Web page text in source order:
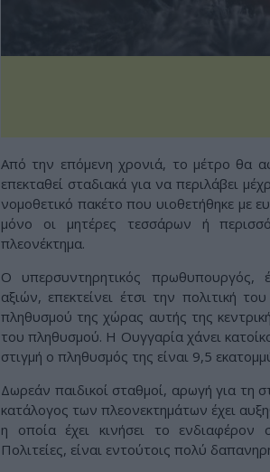
Από την επόμενη χρονιά, το μέτρο θα
επεκταθεί σταδιακά για να περιλάβει
νομοθετικό πακέτο που υιοθετήθηκε με
μόνο οι μητέρες τεσσάρων ή
πλεονέκτημα.
Ο υπερσυντηρητικός πρωθυπουργός,
αξιών, επεκτείνει έτσι την πολιτική
πληθυσμού της χώρας αυτής της
του πληθυσμού. Η Ουγγαρία χάνει
στιγμή ο πληθυσμός της είναι 9,5
Δωρεάν παιδικοί σταθμοί, αρωγή για τη
κατάλογος των πλεονεκτημάτων έχει
η οποία έχει κινήσει το ενδιαφέρον
Πολιτείες, είναι εντούτοις πολύ